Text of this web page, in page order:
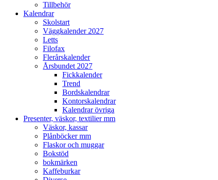
Tillbehör
Kalendrar
Skolstart
Väggkalender 2027
Letts
Filofax
Flerårskalender
Årsbundet 2027
Fickkalender
Trend
Bordskalendrar
Kontorskalendrar
Kalendrar övriga
Presenter, väskor, textilier mm
Väskor, kassar
Plånböcker mm
Flaskor och muggar
Bokstöd
bokmärken
Kaffeburkar